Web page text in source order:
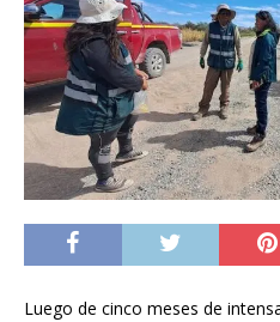
Luego de cinco meses de